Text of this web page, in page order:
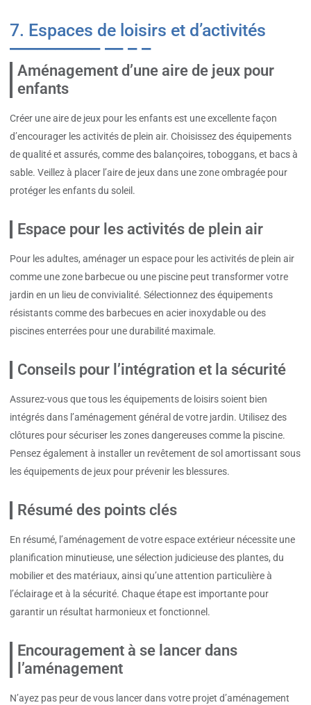
7. Espaces de loisirs et d’activités
Aménagement d’une aire de jeux pour
enfants
Créer une aire de jeux pour les enfants est une excellente façon
d’encourager les activités de plein air. Choisissez des équipements
de qualité et assurés, comme des balançoires, toboggans, et bacs à
sable. Veillez à placer l’aire de jeux dans une zone ombragée pour
protéger les enfants du soleil.
Espace pour les activités de plein air
Pour les adultes, aménager un espace pour les activités de plein air
comme une zone barbecue ou une piscine peut transformer votre
jardin en un lieu de convivialité. Sélectionnez des équipements
résistants comme des barbecues en acier inoxydable ou des
piscines enterrées pour une durabilité maximale.
Conseils pour l’intégration et la sécurité
Assurez-vous que tous les équipements de loisirs soient bien
intégrés dans l’aménagement général de votre jardin. Utilisez des
clôtures pour sécuriser les zones dangereuses comme la piscine.
Pensez également à installer un revêtement de sol amortissant sous
les équipements de jeux pour prévenir les blessures.
Résumé des points clés
En résumé, l’aménagement de votre espace extérieur nécessite une
planification minutieuse, une sélection judicieuse des plantes, du
mobilier et des matériaux, ainsi qu’une attention particulière à
l’éclairage et à la sécurité. Chaque étape est importante pour
garantir un résultat harmonieux et fonctionnel.
Encouragement à se lancer dans
l’aménagement
N’ayez pas peur de vous lancer dans votre projet d’aménagement